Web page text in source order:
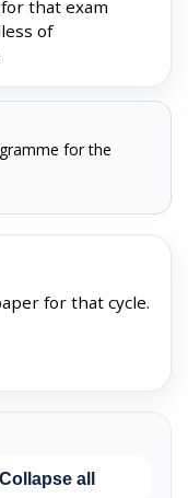
that exam
of
for the
for that cycle.
Collapse all